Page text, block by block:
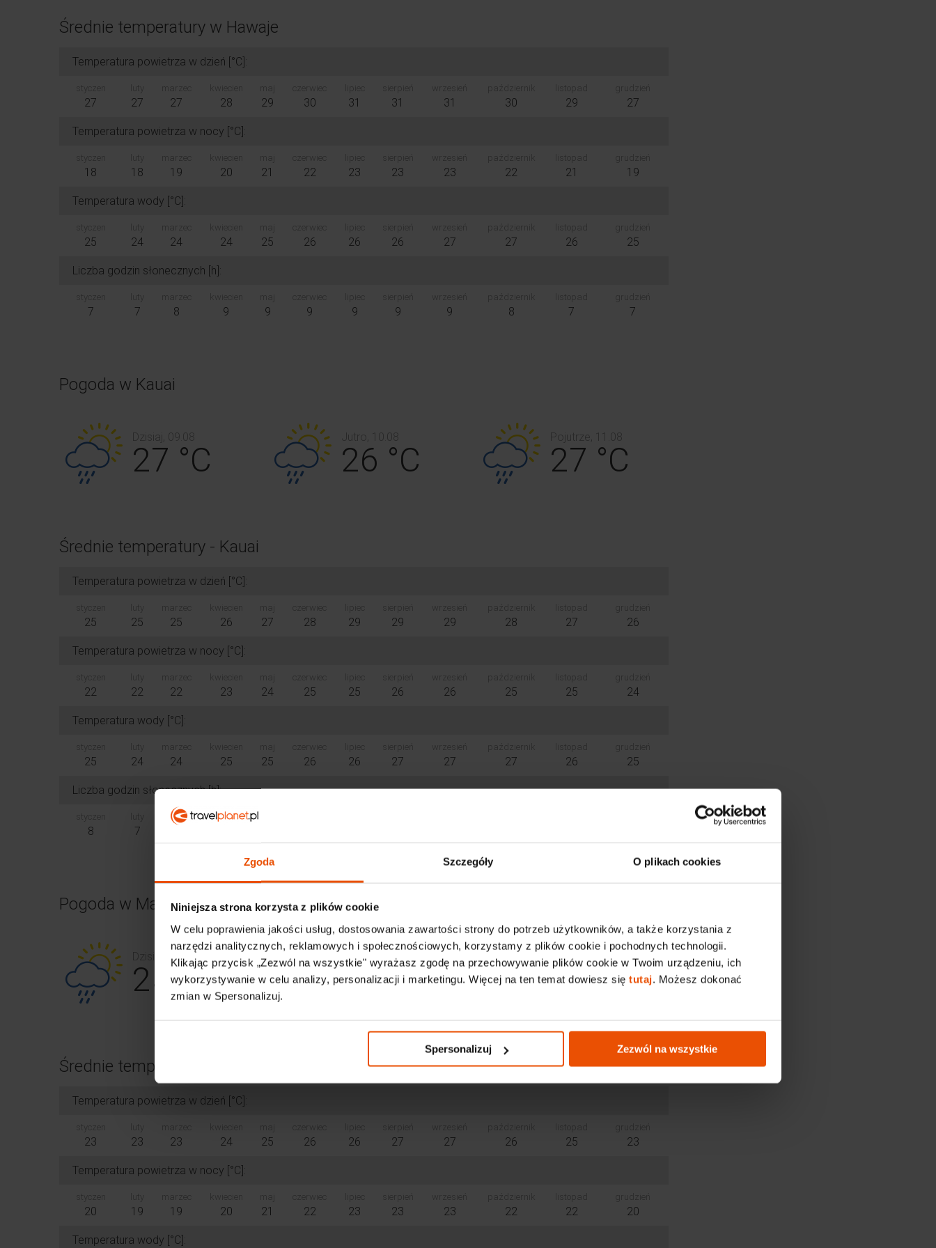
Zgoda Szczegóły O plikach cookies
Niniejsza strona korzysta z plików cookie
W celu poprawienia jakości usług, dostosowania zawartości strony do potrzeb użytkowników, a także korzystania z
narzędzi analitycznych, reklamowych i społecznościowych, korzystamy z plików cookie i pochodnych technologii.
Klikając przycisk „Zezwól na wszystkie" wyrażasz zgodę na przechowywanie plików cookie w Twoim urządzeniu, ich
wykorzystywanie w celu analizy, personalizacji i marketingu. Więcej na ten temat dowiesz się tutaj. Możesz dokonać
zmian w Spersonalizuj.
Spersonalizuj Zezwól na wszystkie
Średnie temperatury w Hawaje
Temperatura powietrza w dzień [°C]:
styczen
27
luty
27
marzec
27 28 29
czerwiec
30 31 31
wrzesień
31
październik
30
listopad
29
grudzień
27
Temperatura powietrza w nocy [°C]:
styczen
18
luty
18
marzec
19 20 21
czerwiec
22 23 23
wrzesień
23
październik
22
listopad
21
grudzień
19
Temperatura wody [°C]:
styczen
25
luty
24
marzec
24 24 25
czerwiec
26 26 26
wrzesień
27
październik
27
listopad
26
grudzień
25
Liczba godzin słonecznych [h]:
styczen
7
luty
7
marzec
8 9 9
czerwiec
9 9 9
wrzesień
9
październik
8
listopad
7
grudzień
7
Pogoda w Kauai
Dzisiaj, 09.08
27 °C
Jutro, 10.08
26 °C
Pojutrze, 11.08
27 °C
Średnie temperatury - Kauai
Temperatura powietrza w dzień [°C]:
styczen
25
luty
25
marzec
25 26 27
czerwiec
28 29 29
wrzesień
29
październik
28
listopad
27
grudzień
26
Temperatura powietrza w nocy [°C]:
styczen
22
luty
22
marzec
22 23 24
czerwiec
25 25 26
wrzesień
26
październik
25
listopad
25
grudzień
24
Temperatura wody [°C]:
styczen
25
luty
24
marzec
24 25 25
czerwiec
26 26 27
wrzesień
27
październik
27
listopad
26
grudzień
25
Liczba godzin słonecznych [h]:
styczen
8 7
marzec kwiecien
Pogoda w Maui
Dzisiaj, 09.08
25 °C
Jutro, 10.08
26 °C
Pojutrze, 11.08
26 °C
Średnie temperatury - Maui
Temperatura powietrza w dzień [°C]:
styczen
23
luty
23 23 24 25
czerwiec
26 26 27
wrzesień
27
październik
26 25
grudzień
23
Temperatura powietrza w nocy [°C]:
styczen
20
luty
19
marzec
19 20 21
czerwiec
22 23 23
wrzesień
23
październik
22
listopad
22
grudzień
20
Temperatura wody [°C]: